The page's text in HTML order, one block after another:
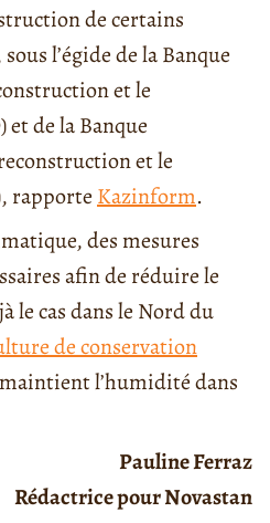
de certains
l’égide de la Banque
et le
de la Banque
et le
rapporte Kazinform.
des mesures
afin de réduire le
le cas dans le Nord du
de conservation
l’humidité dans
Pauline Ferraz
Rédactrice pour Novastan